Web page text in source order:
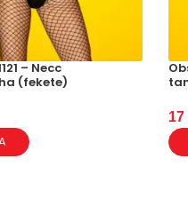
– Necc
(fekete)
17